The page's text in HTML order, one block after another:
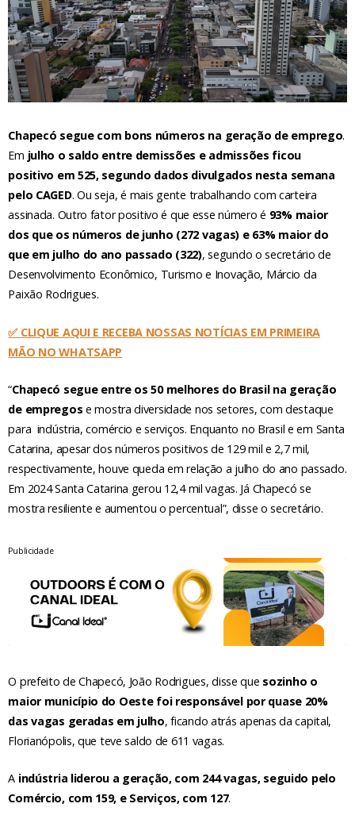
Chapecó segue com bons números na geração de emprego.
Em julho o saldo entre demissões e admissões ficou
positivo em 525, segundo dados divulgados nesta semana
pelo CAGED. Ou seja, é mais gente trabalhando com carteira
assinada. Outro fator positivo é que esse número é 93% maior
dos que os números de junho (272 vagas) e 63% maior do
que em julho do ano passado (322), segundo o secretário de
Desenvolvimento Econômico, Turismo e Inovação, Márcio da
Paixão Rodrigues.
✅ CLIQUE AQUI E RECEBA NOSSAS NOTÍCIAS EM PRIMEIRA
MÃO NO WHATSAPP
“Chapecó segue entre os 50 melhores do Brasil na geração
de empregos e mostra diversidade nos setores, com destaque
para indústria, comércio e serviços. Enquanto no Brasil e em Santa
Catarina, apesar dos números positivos de 129 mil e 2,7 mil,
respectivamente, houve queda em relação a julho do ano passado.
Em 2024 Santa Catarina gerou 12,4 mil vagas. Já Chapecó se
mostra resiliente e aumentou o percentual”, disse o secretário.
Publicidade
O prefeito de Chapecó, João Rodrigues, disse que sozinho o
maior município do Oeste foi responsável por quase 20%
das vagas geradas em julho, ficando atrás apenas da capital,
Florianópolis, que teve saldo de 611 vagas.
A indústria liderou a geração, com 244 vagas, seguido pelo
Comércio, com 159, e Serviços, com 127.